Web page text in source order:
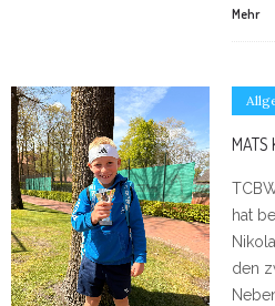
Mehr
MATS
hat
den